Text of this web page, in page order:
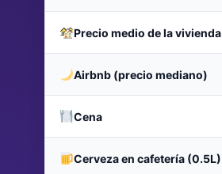
Precio medio de la vivienda
Airbnb (precio mediano)
Cena
Cerveza en cafetería (0.5L)